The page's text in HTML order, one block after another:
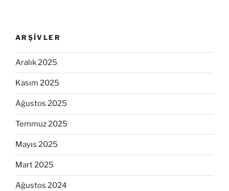
ARŞIVLER
Aralık 2025
Kasım 2025
Ağustos 2025
Temmuz 2025
Mayıs 2025
Mart 2025
Ağustos 2024